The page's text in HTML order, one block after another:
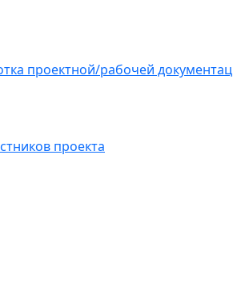
проектной/рабочей
проекта